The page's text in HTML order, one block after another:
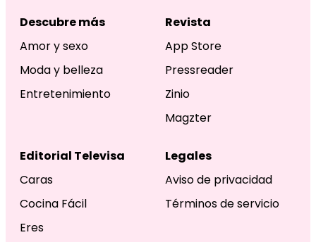
Descubre más
Amor y sexo
Moda y belleza
Entretenimiento
Revista
App Store
Pressreader
Zinio
Magzter
Editorial Televisa
Caras
Cocina Fácil
Eres
Legales
Aviso de privacidad
Términos de servicio